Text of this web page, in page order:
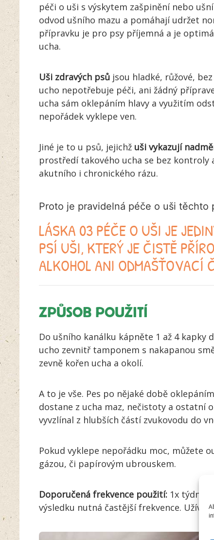
péči o uši s výskytem zašpinění nebo
odvod ušního mazu a pomáhají udržet
přípravku je pro psy příjemná a je
ucha.
Uši zdravých psů jsou hladké, růžové,
ucho nepotřebuje péči, ani žádný
ucha sám oklepáním hlavy a využitím
nepořádek vyklepe ven.
Jiné je to u psů, jejichž uši vykazují
prostředí takového ucha se bez
akutního i chronického rázu.
Proto je pravidelná péče o uši těchto
LÁSKA 03 PÉČE O UŠI JE
PSÍ UŠI, KTERÝ JE ČISTĚ
ALKOHOL ANI ODMAŠŤOVACÍ
ZPŮSOB POUŽITÍ
Do ušního kanálku kápněte 1 až 4 kapky
ucho zevnitř tamponem s nakapanou
zevně kořen ucha a okolí.
A to je vše. Pes po nějaké době
dostane z ucha maz, nečistoty a ostatní
vyvzlínal z hlubších částí zvukovodu do
Pokud vyklepe nepořádku moc, můžete
gázou, či papírovým ubrouskem.
Doporučená frekvence použití: 1x týdně.
výsledku nutná častější frekvence.